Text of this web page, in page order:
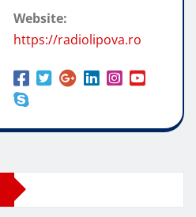
Website:
https://radiolipova.ro